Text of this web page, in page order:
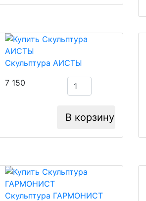
Скульптура АИСТЫ
7 150
В корзину
Скульптура ГАРМОНИСТ